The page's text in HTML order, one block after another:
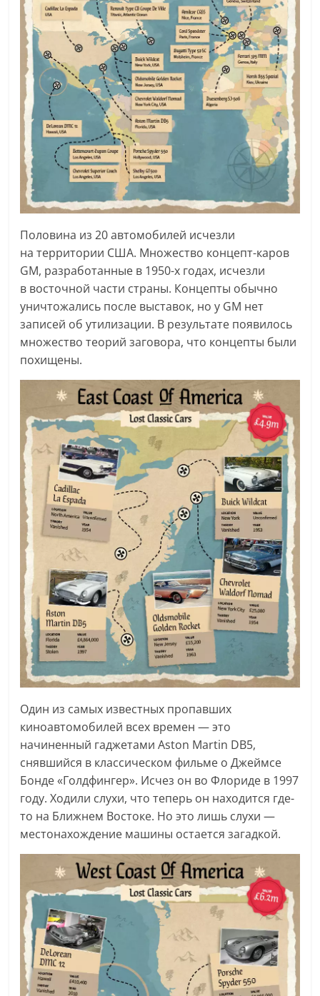
Половина из 20 автомобилей исчезли
на территории США. Множество концепт-каров
GM, разработанные в 1950-х годах, исчезли
в восточной части страны. Концепты обычно
уничтожались после выставок, но у GM нет
записей об утилизации. В результате появилось
множество теорий заговора, что концепты были
похищены.
Один из самых известных пропавших
киноавтомобилей всех времен — это
начиненный гаджетами Aston Martin DB5,
снявшийся в классическом фильме о Джеймсе
Бонде «Голдфингер». Исчез он во Флориде в 1997
году. Ходили слухи, что теперь он находится где-
то на Ближнем Востоке. Но это лишь слухи —
местонахождение машины остается загадкой.